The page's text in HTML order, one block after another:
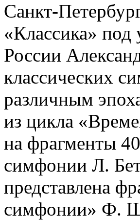
Санкт-
«Классика» под
России
классических
различным
из цикла
на фрагменты
симфонии Л.
представлена
симфонии» Ф.